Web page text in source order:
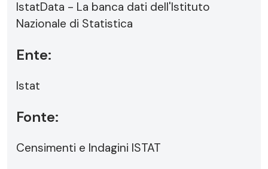
IstatData - La banca dati dell'Istituto
Nazionale di Statistica
Ente:
Istat
Fonte:
Censimenti e Indagini ISTAT